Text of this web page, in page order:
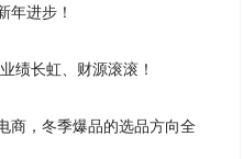
年进步！
绩长虹、财源滚滚！
商，冬季爆品的选品方向全